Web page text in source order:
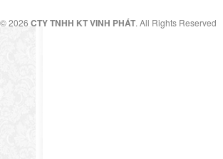
© 2026 CTY TNHH KT VINH PHÁT. All Rights Reserved